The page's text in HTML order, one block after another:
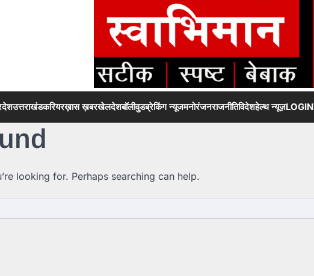
उत्तराखंडकरियरख़ास ख़बरखेलदेशबॉलीवुडब्रेकिंग न्यूजमनोरंजनराजनीतिविदेशहेल्थ न्यूज़LOGIN
looking for. Perhaps searching can help.